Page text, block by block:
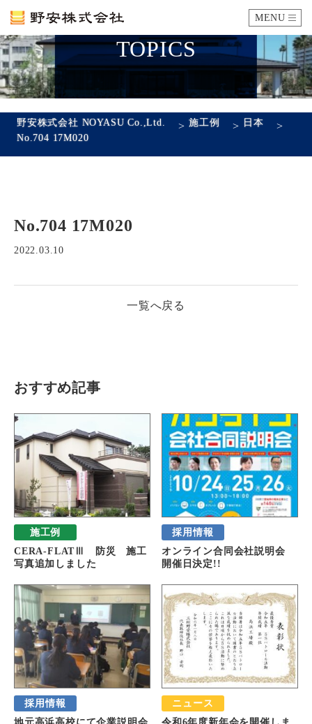
MENU
カタログ
企業情報
会社概要
採用情報
先輩社員の声
お問い合わせ プライバシーポリシー サイトマップ
TOPICS
野安株式会社 NOYASU Co.,Ltd. >施工例 > 日本 >
No.704 17M020
No.704 17M020
2022.03.10
一覧へ戻る
おすすめ記事
施工例
CERA-FLATⅢ 防災 施工
写真追加しました
採用情報
オンライン合同会社説明会
開催日決定!!
採用情報 ニュース